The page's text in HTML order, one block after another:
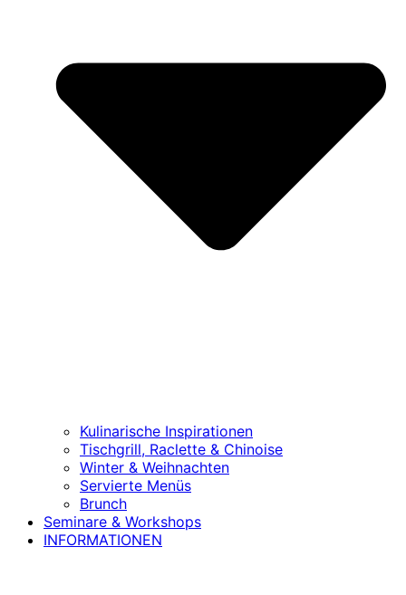
Kulinarische Inspirationen
Tischgrill, Raclette & Chinoise
Winter & Weihnachten
Servierte Menüs
Brunch
Seminare & Workshops
INFORMATIONEN